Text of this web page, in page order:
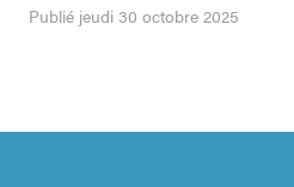
Publié jeudi 30 octobre 2025